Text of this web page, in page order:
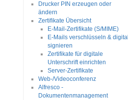
Drucker PIN erzeugen oder
ändern
Zertifikate Übersicht
E-Mail-Zertifikate (S/MIME)
E-Mails verschlüsseln & digital
signieren
Zertifikate für digitale
Unterschrift einrichten
Server-Zertifikate
Web-/Videoconferenz
Alfresco -
Dokumentenmanagement